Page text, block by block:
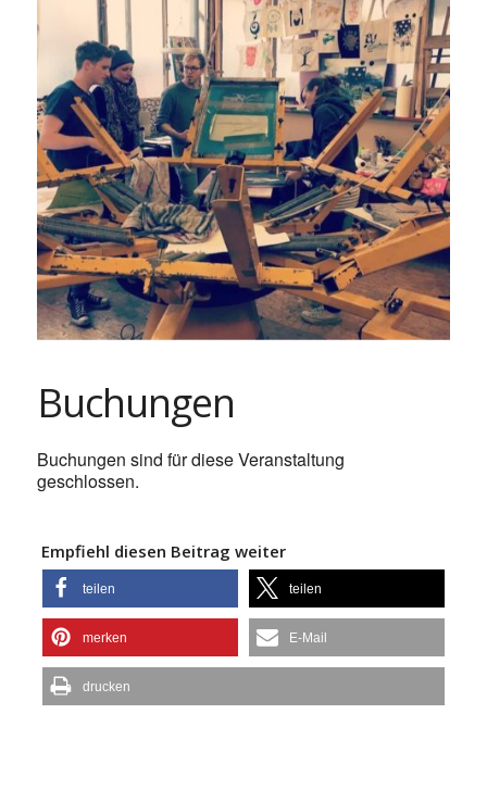
Buchungen
Buchungen sind für diese Veranstaltung
geschlossen.
Empfiehl diesen Beitrag weiter
teilen teilen
merken E-Mail
drucken